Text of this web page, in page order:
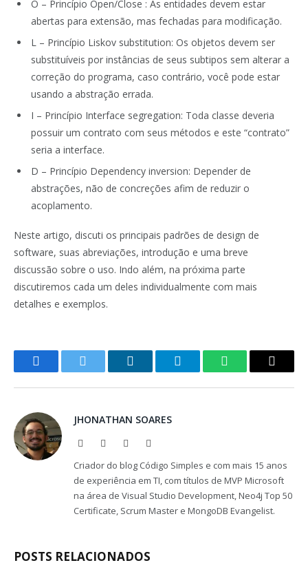
O – Princípio Open/Close : As entidades devem estar
abertas para extensão, mas fechadas para modificação.
L – Princípio Liskov substitution: Os objetos devem ser
substituíveis por instâncias de seus subtipos sem alterar a
correção do programa, caso contrário, você pode estar
usando a abstração errada.
I – Princípio Interface segregation: Toda classe deveria
possuir um contrato com seus métodos e este “contrato”
seria a interface.
D – Princípio Dependency inversion: Depender de
abstrações, não de concreções afim de reduzir o
acoplamento.
Neste artigo, discuti os principais padrões de design de
software, suas abreviações, introdução e uma breve
discussão sobre o uso. Indo além, na próxima parte
discutiremos cada um deles individualmente com mais
detalhes e exemplos.
FacebookTwitter LinkedInTelegramWhatsAppCopy
JHONATHAN SOARES
Website Facebook
Criador do blog Código Simples e com mais 15 anos
de experiência em TI, com títulos de MVP Microsoft
na área de Visual Studio Development, Neo4j Top 50
Certificate, Scrum Master e MongoDB Evangelist.
POSTS RELACIONADOS